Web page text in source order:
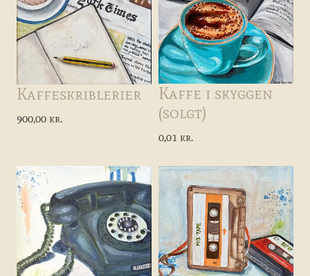
Kaffeskriblerier
900,00 kr.
Kaffe i skyggen
(solgt)
0,01 kr.